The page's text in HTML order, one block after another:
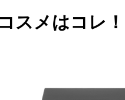
スメはコレ！